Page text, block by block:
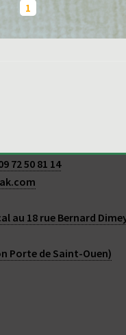
1
72 50 81 14
au 18 rue Bernard
Porte de Saint-Ouen)